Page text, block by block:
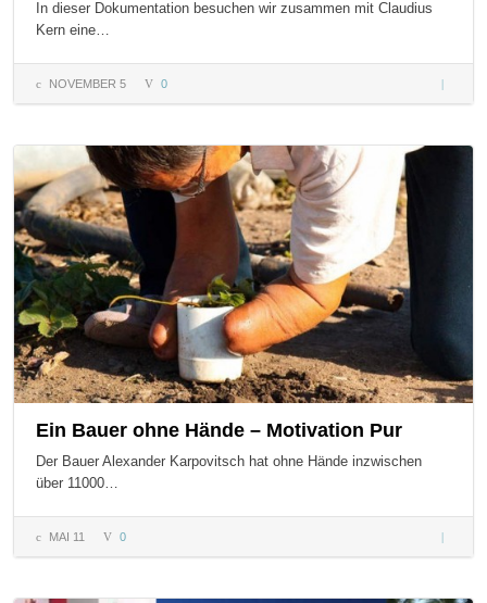
In dieser Dokumentation besuchen wir zusammen mit Claudius
Kern eine…
NOVEMBER 5 0
Jurte in
Ein Bauer ohne Hände – Motivation Pur
Der Bauer Alexander Karpovitsch hat ohne Hände inzwischen
über 11000…
MAI 11 0
ohne